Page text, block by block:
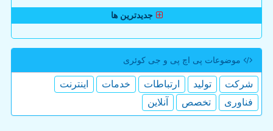
جدیدترین ها
موضوعات پی اچ پی و جی كوئری
شركت تولید ارتباطات خدمات
اینترنت
فناوری
تخصص آنلاین